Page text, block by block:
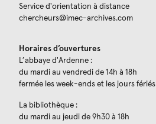
Service d'orientation à distance
chercheurs@imec-archives.com
Horaires d’ouvertures
L’abbaye d'Ardenne :
du mardi au vendredi de 14h à 18h
fermée les week-ends et les jours fériés
La bibliothèque :
du mardi au jeudi de 9h30 à 18h